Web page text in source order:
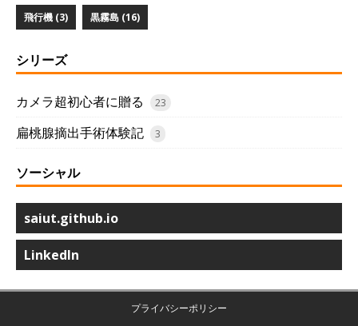
飛行機 (3) 黒霧島 (16)
シリーズ
カメラ超初心者に贈る 23
扁桃腺摘出手術体験記 3
ソーシャル
saiut.github.io
LinkedIn
プライバシーポリシー